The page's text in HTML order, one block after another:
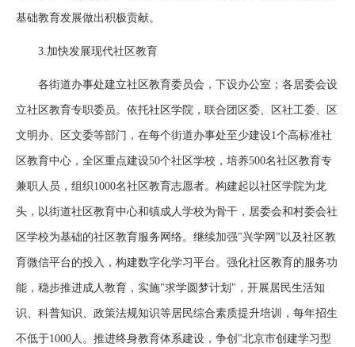
基础教育发展做出积极贡献。
3.加快发展现代社区教育
各街道办事处建立社区教育委员会，下设办公室；各居委会设
立社区教育专职委员。依托社区学院，联合团区委、区社工委、区
文明办、区文委等部门，在每个街道办事处至少建设1个高标准社
区教育中心，全区重点建设50个社区学校，培养500名社区教育专
兼职人员，组织1000名社区教育志愿者。构建起以社区学院为龙
头，以街道社区教育中心和镇成人学校为骨干，居委会和村委会社
区学校为基础的社区教育服务网络。继续加强"兴学网"以及社区教
育微信平台的投入，构建数字化学习平台。强化社区教育的服务功
能，稳步推进成人教育，实施"求学圆梦计划"，开展居民生活知
识、科普知识、政策法规知识等居民综合素质提升培训，每年招生
不低于1000人。推进终身教育体系建设，争创"北京市创建学习型